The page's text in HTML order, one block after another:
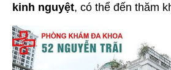
kinh nguyệt, có thể đến thăm